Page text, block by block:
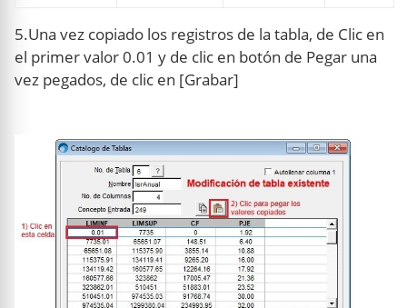
5.Una vez copiado los registros de la tabla, de Clic en
el primer valor 0.01 y de clic en botón de Pegar una
vez pegados, de clic en [Grabar]